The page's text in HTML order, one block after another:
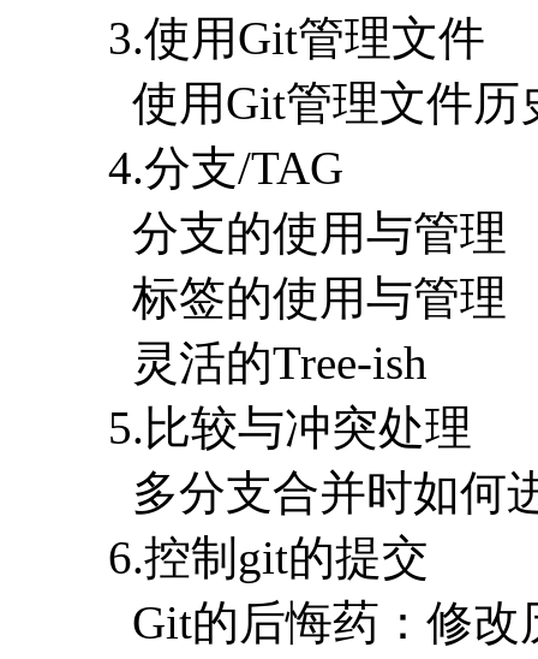
3.使用Git管理文件
使用Git管理文件历
4.分支/TAG
分支的使用与管理
标签的使用与管理
灵活的Tree-ish
5.比较与冲突处理
多分支合并时如何
6.控制git的提交
Git的后悔药：修